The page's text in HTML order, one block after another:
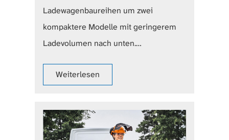
Ladewagenbaureihen um zwei
kompaktere Modelle mit geringerem
Ladevolumen nach unten.…
Weiterlesen